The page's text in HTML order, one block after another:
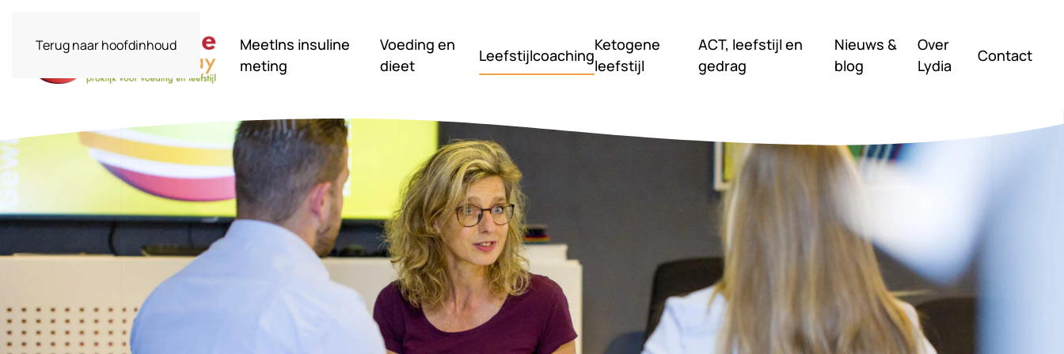
Terug naar hoofdinhoud
MeetIns insuline
meting
Voeding en
dieet
Leefstijlcoaching
Ketogene
leefstijl
ACT, leefstijl en
gedrag
Nieuws &
blog
Over
Lydia
Contact